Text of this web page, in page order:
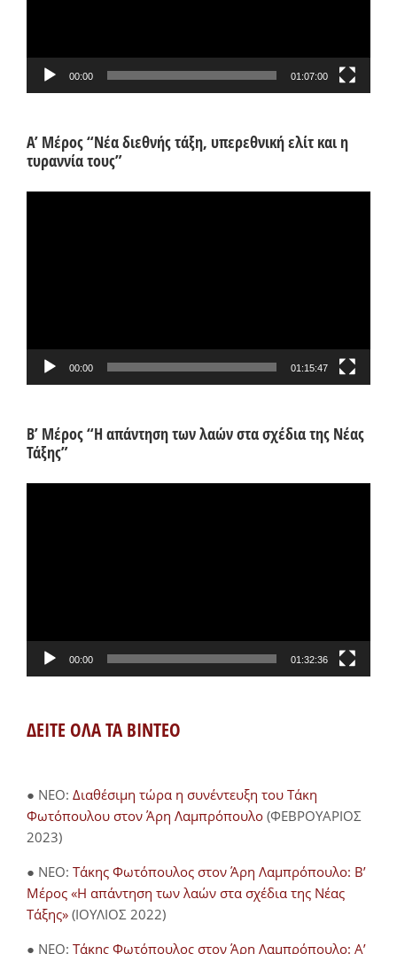
00:00 01:07:00
Α’ Μέρος “Νέα διεθνής τάξη, υπερεθνική ελίτ και η
τυραννία τους”
00:00 01:15:47
Β’ Μέρος “Η απάντηση των λαών στα σχέδια της Νέας
Τάξης”
00:00 01:32:36
ΔΕΙΤΕ ΟΛΑ ΤΑ ΒΙΝΤΕΟ
● NEO: Διαθέσιμη τώρα η συνέντευξη του Τάκη
Φωτόπουλου στον Άρη Λαμπρόπουλο (ΦΕΒΡΟΥΑΡΙΟΣ
2023)
● NEO: Τάκης Φωτόπουλος στον Άρη Λαμπρόπουλο: Β’
Μέρος «Η απάντηση των λαών στα σχέδια της Νέας
Τάξης» (ΙΟΥΛΙΟΣ 2022)
● NEO: Τάκης Φωτόπουλος στον Άρη Λαμπρόπουλο: Α’